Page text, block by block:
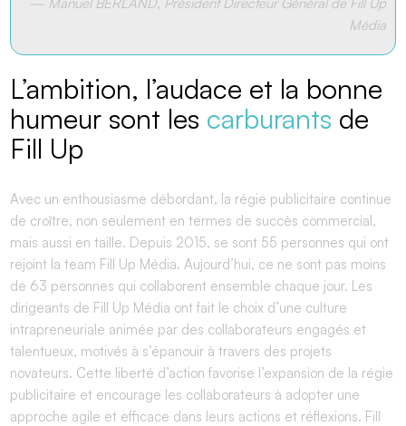
Média
L’ambition, l’audace et la bonne
humeur sont les carburants de
Fill Up
Avec un enthousiasme débordant, la régie publicitaire continue
de croître, non seulement en termes de succès commercial,
mais aussi en taille. Depuis 2015, se sont 55 personnes qui ont
rejoint la team Fill Up Média. Aujourd’hui, ce ne sont pas moins
de 63 personnes qui collaborent ensemble chaque jour. Les
dirigeants de Fill Up Média ont fait le choix d’une culture
intrapreneuriale animée par des collaborateurs engagés et
talentueux, motivés à s’épanouir à travers des projets
novateurs. Cette liberté d’action favorise l’expansion de la régie
publicitaire et encourage les collaborateurs à adopter une
approche agile et efficace dans leurs actions et réflexions. Fill